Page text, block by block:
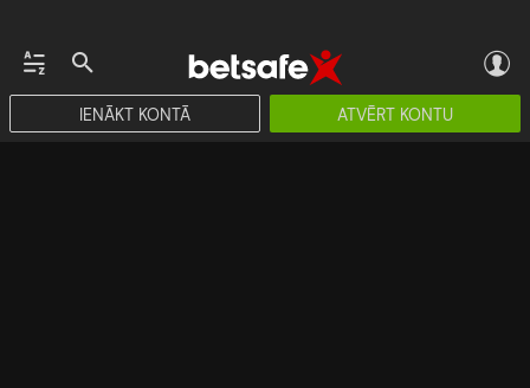
IENĀKT KONTĀ ATVĒRT KONTU